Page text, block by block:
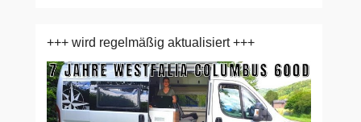
+++ wird regelmäßig aktualisiert +++